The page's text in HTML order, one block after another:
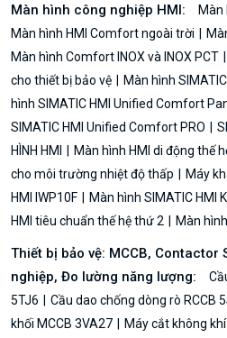
Màn hình công nghiệp HMI:
Màn hình HMI Comfort ngoài trời
Màn hình Comfort INOX và INOX PCT
cho thiết bị bảo vệ
Màn hình
hình SIMATIC HMI Unified Comfort
SIMATIC HMI Unified Comfort PRO
HÌNH HMI
Màn hình HMI di động thế
cho môi trường nhiệt độ thấp
Máy
HMI IWP10F
Màn hình SIMATIC HMI
HMI tiêu chuẩn thế hệ thứ 2
Màn
Thiết bị bảo vệ: MCCB, Contactor
nghiệp, Đo lường năng lượng:
5TJ6
Cầu dao chống dòng rò RCCB
khối MCCB 3VA27
Máy cắt không